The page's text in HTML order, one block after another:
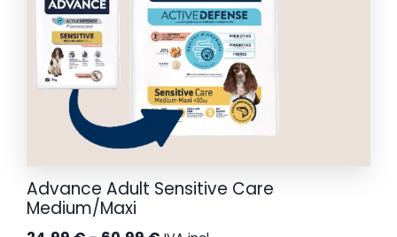
Advance Adult Sensitive Care
Medium/Maxi